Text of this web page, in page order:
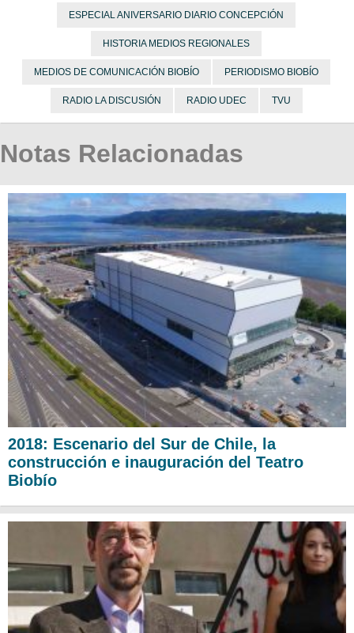
ESPECIAL ANIVERSARIO DIARIO CONCEPCIÓN
HISTORIA MEDIOS REGIONALES
MEDIOS DE COMUNICACIÓN BIOBÍO PERIODISMO BIOBÍO
RADIO LA DISCUSIÓN RADIO UDEC TVU
Notas Relacionadas
2018: Escenario del Sur de Chile, la
construcción e inauguración del Teatro
Biobío